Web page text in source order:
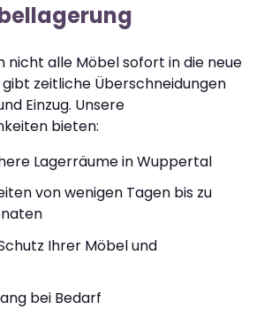
nicht alle Möbel sofort in die neue
zeitliche Überschneidungen
Einzug. Unsere
bieten:
Lagerräume in Wuppertal
von wenigen Tagen bis zu
Ihrer Möbel und
bei Bedarf